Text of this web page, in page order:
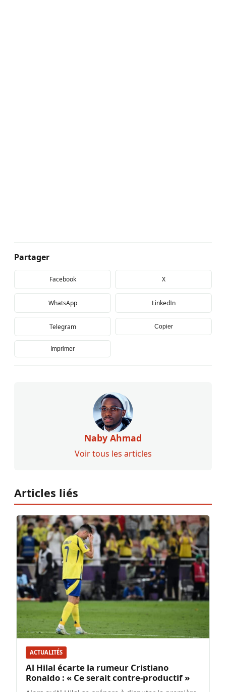
Partager
Facebook X
WhatsApp LinkedIn
Telegram Copier
Imprimer
Naby Ahmad
Voir tous les articles
Articles liés
ACTUALITÉS
Al Hilal écarte la rumeur Cristiano
Ronaldo : « Ce serait contre-productif »